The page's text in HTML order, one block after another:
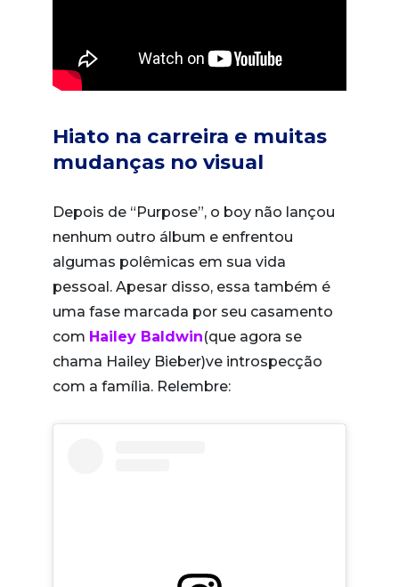
Hiato na carreira e muitas
mudanças no visual
Depois de “Purpose”, o boy não lançou
nenhum outro álbum e enfrentou
algumas polêmicas em sua vida
pessoal. Apesar disso, essa também é
uma fase marcada por seu casamento
com Hailey Baldwin(que agora se
chama Hailey Bieber)ve introspecção
com a família. Relembre: